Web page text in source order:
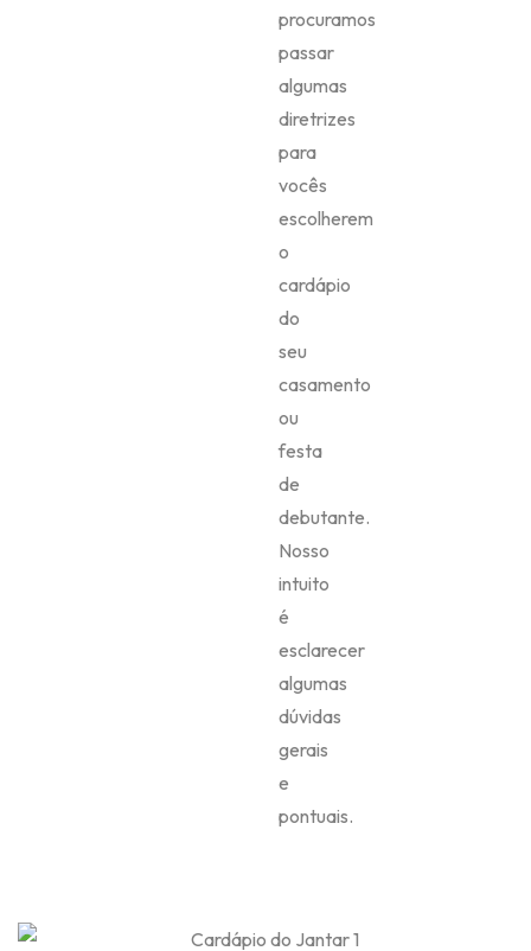
procuramos
passar
algumas
diretrizes
para
vocês
escolherem
o
cardápio
do
seu
casamento
ou
festa
de
debutante.
Nosso
intuito
é
esclarecer
algumas
dúvidas
gerais
e
pontuais.